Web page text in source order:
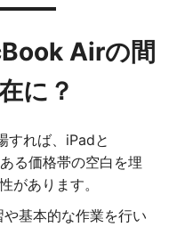
Airの間
に？
すれば、iPadと
る価格帯の空白を埋
があります。
基本的な作業を行い